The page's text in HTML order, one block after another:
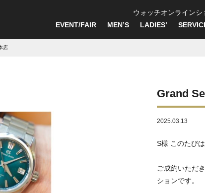
ウォッチオンラインシ
EVENT/FAIR
MEN’S LADIES’
店
Grand
2025.03.13
S様 このたび
ご成約いただ
ションです。